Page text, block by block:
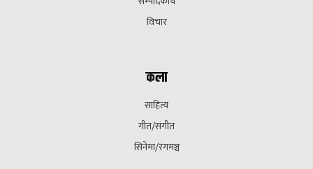
विचार
कला
साहित्य
गीत/संगीत
सिनेमा/रंगमञ्च